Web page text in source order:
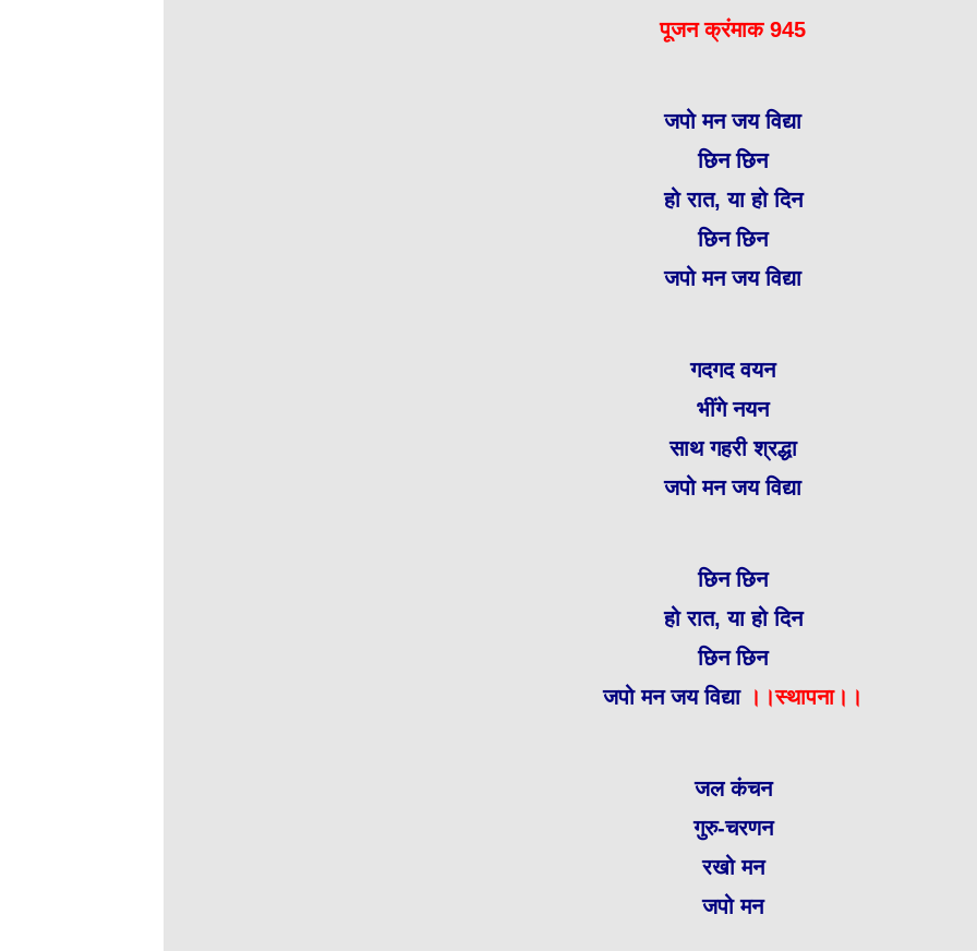
पूजन क्रंमाक 945
जपो मन जय विद्या
छिन छिन
हो रात, या हो दिन
छिन छिन
जपो मन जय विद्या
गदगद वयन
भींगे नयन
साथ गहरी श्रद्धा
जपो मन जय विद्या
छिन छिन
हो रात, या हो दिन
छिन छिन
जपो मन जय विद्या ।।स्थापना।।
जल कंचन
गुरु-चरणन
रखो मन
जपो मन